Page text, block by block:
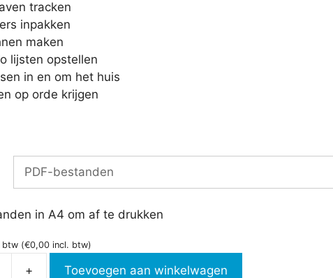
tracken
inpakken
maken
lijsten opstellen
in en om het huis
op orde krijgen
in A4 om af te drukken
btw (€0,00incl. btw)
+ Toevoegen aan winkelwagen